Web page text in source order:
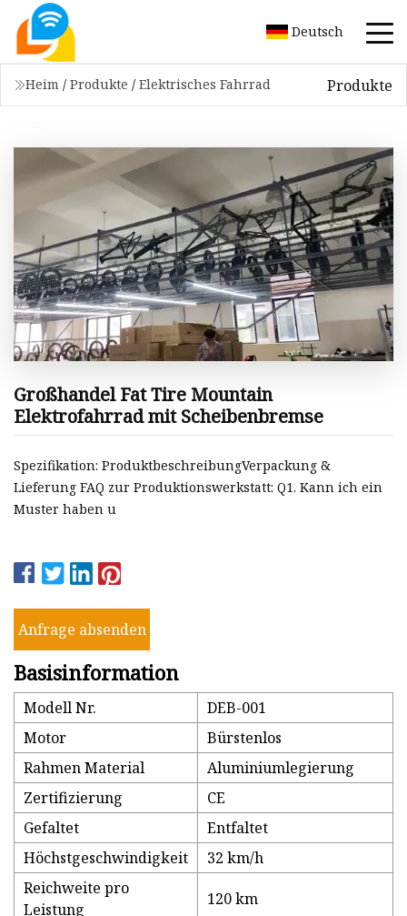
Deutsch
Heim / Produkte / Elektrisches Fahrrad Produkte
Großhandel Fat Tire Mountain
Elektrofahrrad mit Scheibenbremse
Spezifikation: ProduktbeschreibungVerpackung &
Lieferung FAQ zur Produktionswerkstatt: Q1. Kann ich ein
Muster haben u
Anfrage absenden
Basisinformation
Modell Nr.
DEB-001
Motor
Bürstenlos
Rahmen Material
Aluminiumlegierung
Zertifizierung
CE
Gefaltet
Entfaltet
Höchstgeschwindigkeit
32 km/h
Reichweite pro
Leistung
120 km